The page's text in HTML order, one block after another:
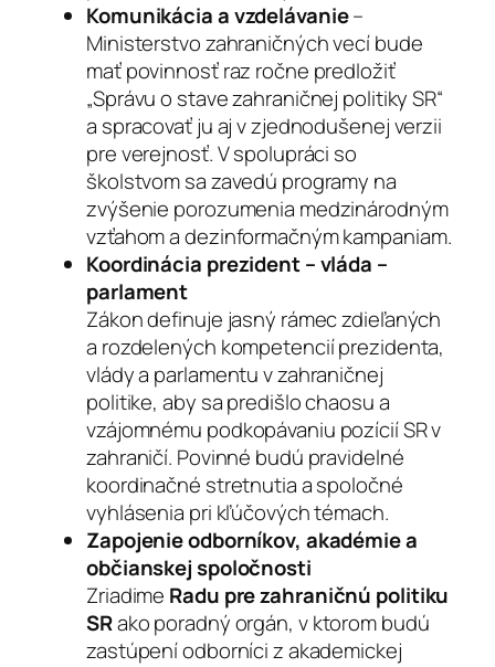
Komunikácia a vzdelávanie–
Ministerstvo zahraničných vecí bude
mať povinnosť raz ročne predložiť
„Správu o stave zahraničnej politiky SR“
a spracovať ju aj v zjednodušenej verzii
pre verejnosť. V spolupráci so
školstvom sa zavedú programy na
zvýšenie porozumenia medzinárodným
vzťahom a dezinformačným kampaniam.
Koordinácia prezident – vláda –
parlament
Zákon definuje jasný rámec zdieľaných
a rozdelených kompetencií prezidenta,
vlády a parlamentu v zahraničnej
politike, aby sa predišlo chaosu a
vzájomnému podkopávaniu pozícií SR v
zahraničí. Povinné budú pravidelné
koordinačné stretnutia a spoločné
vyhlásenia pri kľúčových témach.
Zapojenie odborníkov, akadémie a
občianskej spoločnosti
Zriadime Radu pre zahraničnú politiku
SRako poradný orgán, v ktorom budú
zastúpení odborníci z akademickej